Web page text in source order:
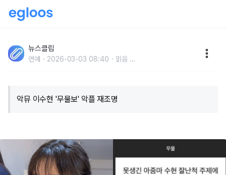
모 악플'에 보였던 반응
뉴스클립
연예 2026-03-03 08:40 읽음 ...
악뮤 이수현 '무물보' 악플 재조명